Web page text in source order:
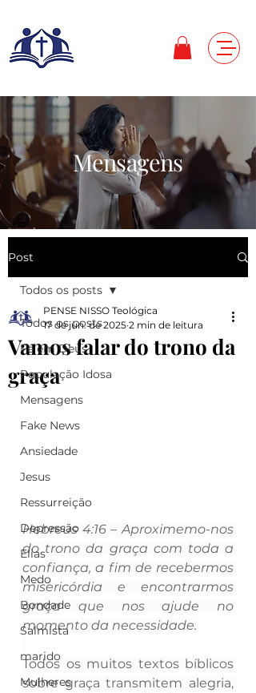
Mensagens
Post
Todos os posts
Fé em Deus
População Idosa
Mensagens
Fake News
Ansiedade
Jesus
Ressurreição
Depressão
Elias
Medo
Bondade
Salmista
marido
Mulheres
Todos os posts
Vamos falar do trono da
graça
PENSE NISSO Teológica
17 de jun. de 2025 2 min de leitura
Hebreus 4:16 – Aproximemo-nos
do trono da graça com toda a
confiança, a fim de recebermos
misericórdia e encontrarmos
graça que nos ajude no
momento da necessidade.
Todos os muitos textos bíblicos
sobre graça transmitem alegria,